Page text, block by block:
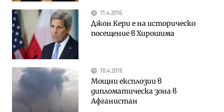
11.4.2016
Джон Кери е на историческо
посещение в Хирошима
10.4.2016
Мощни експлозии в
дипломатическа зона в
Афганистан